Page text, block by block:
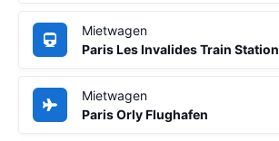
Mietwagen
Paris Les Invalides Train Station
Mietwagen
Paris Orly Flughafen